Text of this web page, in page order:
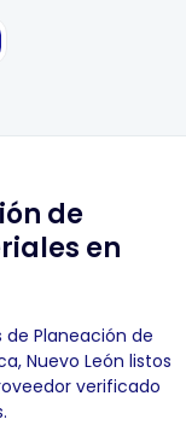
de
en
Planeación de
Nuevo León listos
verificado